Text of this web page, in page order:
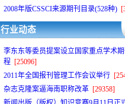
2008年版CSSCI来源期刊目录(528种)
行业动态
李东东等委员提案设立国家重点学术
程 [25096]
2011年全国报刊管理工作会议举行
杂志克隆案逼海南职称改革 [29358]